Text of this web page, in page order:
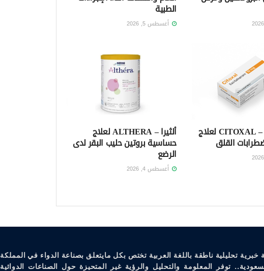
الطبية
أغسطس 5, 2026
سيتوكسال – CITOXAL لعلاج
القلق
ألثيرا – ALTHERA لعلاج
حساسية بروتين حليب البقر لدى
الرضع
أغسطس 4, 2026
خبرية تحليلية ناطقة باللغة العربية تختص بكل مايتعلق بصناعة الدواء في المملكة
توفر المعلومة والتحليل والرؤية غير المتحيزة حول الصناعات الدوائية